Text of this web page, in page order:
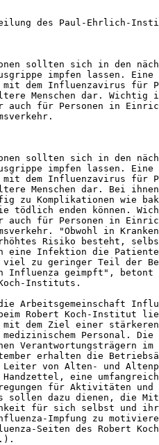
des Paul-Ehrlich-
sollten sich in den
impfen lassen. Eine
dem Influenzavirus für
Menschen dar. Wichtig
auch für Personen in
sollten sich in den
impfen lassen. Eine
dem Influenzavirus für
Menschen dar. Bei ihnen
zu Komplikationen wie
die tödlich enden können.
auch für Personen in
"Obwohl in
Risiko besteht,
eine Infektion die
zu geringer Teil der
Influenza geimpft",
Instituts.
Arbeitsgemeinschaft
Robert Koch-Institut
dem Ziel einer stärkeren
medizinischem Personal.
Verantwortungsträgern im
erhalten die
Leiter von Alten- und
eine
für Aktivitäten und
sollen dazu dienen, die
für sich selbst und
Impfung zu
Seiten des Robert